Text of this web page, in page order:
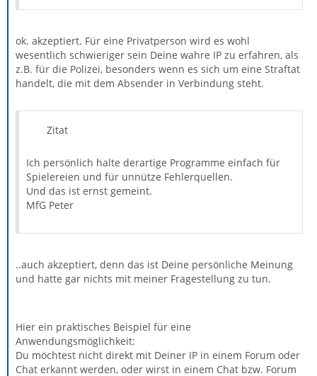
ok. akzeptiert. Für eine Privatperson wird es wohl
wesentlich schwieriger sein Deine wahre IP zu erfahren, als
z.B. für die Polizei, besonders wenn es sich um eine Straftat
handelt, die mit dem Absender in Verbindung steht.
Zitat
Ich persönlich halte derartige Programme einfach für
Spielereien und für unnütze Fehlerquellen.
Und das ist ernst gemeint.
MfG Peter
..auch akzeptiert, denn das ist Deine persönliche Meinung
und hatte gar nichts mit meiner Fragestellung zu tun.
Hier ein praktisches Beispiel für eine
Anwendungsmöglichkeit:
Du möchtest nicht direkt mit Deiner IP in einem Forum oder
Chat erkannt werden, oder wirst in einem Chat bzw. Forum